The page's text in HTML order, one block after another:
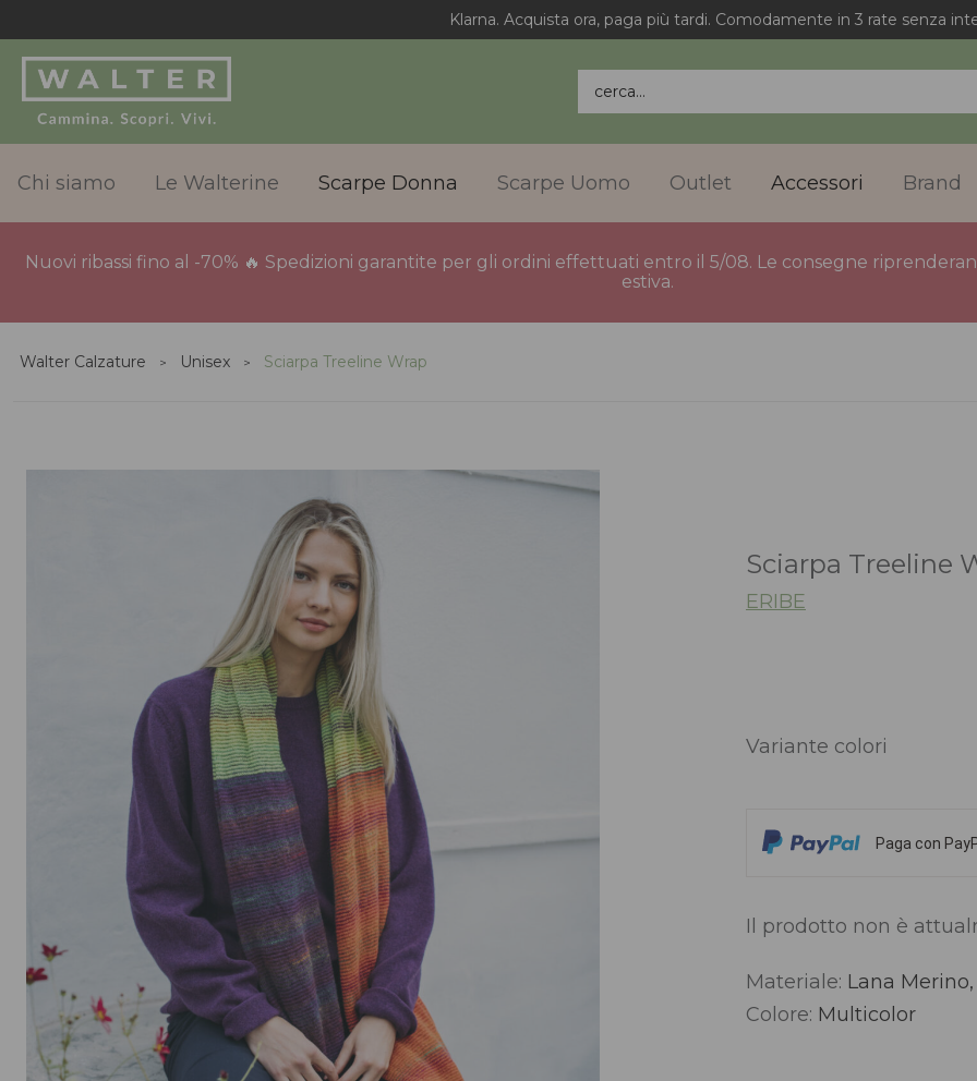
Klarna. Acquista ora, paga più tardi. Comodamente in 3 rate senza
cerca...
Chi siamo Le Walterine Scarpe Donna Scarpe Uomo Outlet Accessori Brand
Nuovi ribassi fino al -70% 🔥 Spedizioni garantite per gli ordini effettuati entro il 5/08. Le consegne
estiva.
Walter Calzature Unisex Sciarpa Treeline Wrap
Sciarpa Treeline
ERIBE
Variante colori
Paga con
Il prodotto non è
Alternative:
Materiale: Lana
Colore: Multicolor